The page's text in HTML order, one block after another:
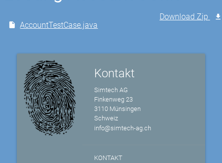
AccountTestCase.java
Download Zip
Kontakt
Simtech AG
Finkenweg 23
3110 Münsingen
Schweiz
info@simtech-ag.ch
KONTAKT